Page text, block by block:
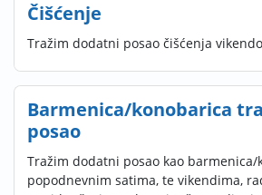
Čišćenje
Tražim dodatni posao čišćenja
Barmenica/konobarica
posao
Tražim dodatni posao kao barmenica/
popodnevnim satima, te vikendima,